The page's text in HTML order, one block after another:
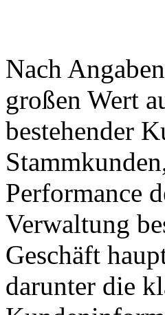
Nach
großen Wert
bestehender
Performance
Verwaltung
Geschäft
darunter die